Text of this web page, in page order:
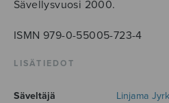
Sävellysvuosi 2000.
ISMN 979-0-55005-723-4
LISÄTIEDOT
Säveltäjä Linjama